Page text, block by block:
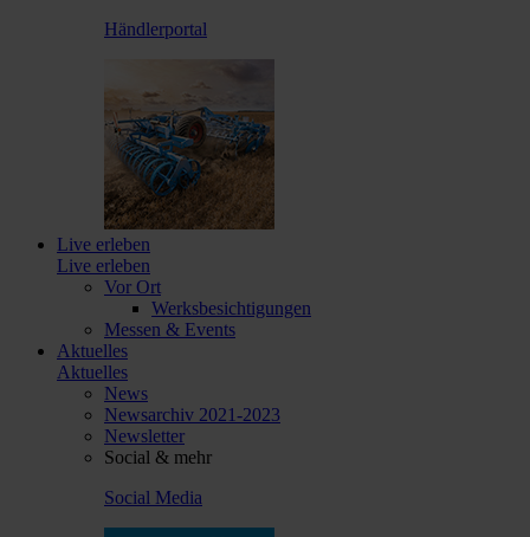
Händlerportal
Live erleben
Live erleben
Vor Ort
Werksbesichtigungen
Messen & Events
Aktuelles
Aktuelles
News
Newsarchiv 2021-2023
Newsletter
Social & mehr
Social Media